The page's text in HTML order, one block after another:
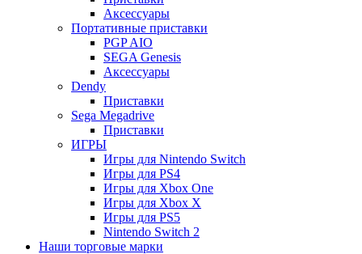
Аксессуары
Портативные приставки
PGP AIO
SEGA Genesis
Аксессуары
Dendy
Приставки
Sega Megadrive
Приставки
ИГРЫ
Игры для Nintendo Switch
Игры для PS4
Игры для Xbox One
Игры для Xbox X
Игры для PS5
Nintendo Switch 2
Наши торговые марки